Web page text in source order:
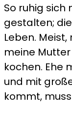
So ruhig
gestalten;
Leben.
meine
kochen. Ehe
und mit
kommt,